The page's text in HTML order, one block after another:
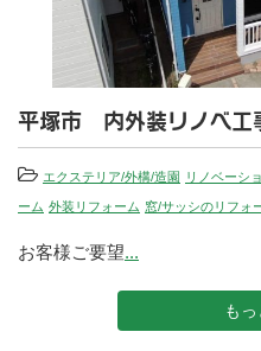
平塚市 内外装リノベ工
エクステリア/外構/造園 リノベーシ
ーム 外装リフォーム 窓/サッシのリフォ
お客様ご要望...
も